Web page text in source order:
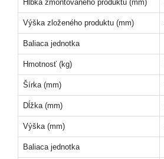
Hĺbka zmontovaného produktu (mm)
Výška zloženého produktu (mm)
Baliaca jednotka
Hmotnosť (kg)
Šírka (mm)
Dĺžka (mm)
Výška (mm)
Baliaca jednotka